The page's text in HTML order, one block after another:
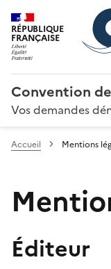
RÉPUBLIQUE
FRANÇAISE
Convention
Vos demandes
Accueil Mentions
Éditeur